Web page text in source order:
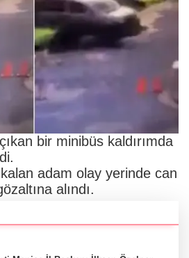
bir minibüs kaldırımda
adam olay yerinde can
alındı.